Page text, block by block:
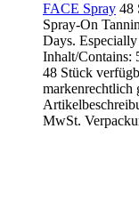
FACE Spray 48
Spray-On
Days.
Inhalt/Contains:
48 Stück
markenrechtlich
MwSt.